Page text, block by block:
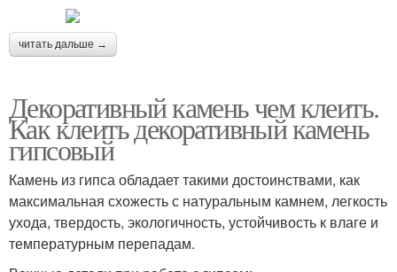
читать дальше →
Декоративный камень чем клеить.
Как клеить декоративный камень
гипсовый
Камень из гипса обладает такими достоинствами, как
максимальная схожесть с натуральным камнем, легкость
ухода, твердость, экологичность, устойчивость к влаге и
температурным перепадам.